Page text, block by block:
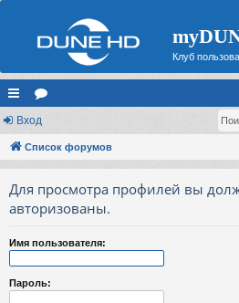
Клуб
с
ы
ор
ум
Вход
Список форумов
Для просмотра профилей вы
авторизованы.
Имя пользователя:
Пароль: